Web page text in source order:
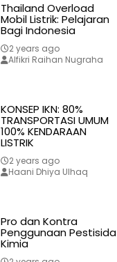
Thailand Overload
Mobil Listrik: Pelajaran
Bagi Indonesia
2 years ago
Alfikri Raihan Nugraha
KONSEP IKN: 80%
TRANSPORTASI UMUM
100% KENDARAAN
LISTRIK
2 years ago
Haani Dhiya Ulhaq
Pro dan Kontra
Penggunaan Pestisida
Kimia